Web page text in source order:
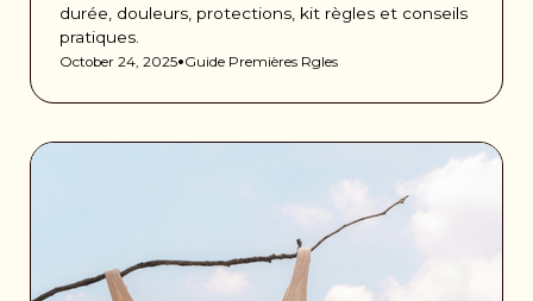
durée, douleurs, protections, kit règles et conseils
pratiques.
October 24, 2025•Guide Premières Rgles